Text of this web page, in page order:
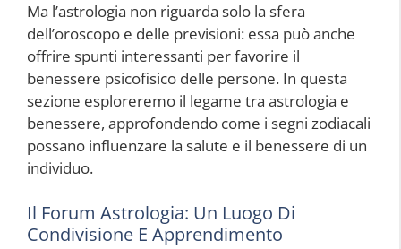
Ma l’astrologia non riguarda solo la sfera
dell’oroscopo e delle previsioni: essa può anche
offrire spunti interessanti per favorire il
benessere psicofisico delle persone. In questa
sezione esploreremo il legame tra astrologia e
benessere, approfondendo come i segni zodiacali
possano influenzare la salute e il benessere di un
individuo.
Il Forum Astrologia: Un Luogo Di
Condivisione E Apprendimento